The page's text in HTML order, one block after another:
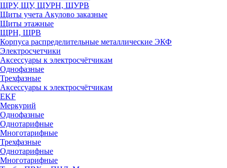
ЩРУ, ЩУ, ЩУРН, ЩУРВ
Щиты учета Акулово заказные
Щиты этажные
ЩРН, ЩРВ
Корпуса распределительные металлические ЭКФ
Электросчетчики
Аксессуары к электросчётчикам
Однофазные
Трехфазные
Аксессуары к электросчётчикам
EKF
Меркурий
Однофазные
Однотарифные
Многотарифные
Трехфазные
Однотарифные
Многотарифные